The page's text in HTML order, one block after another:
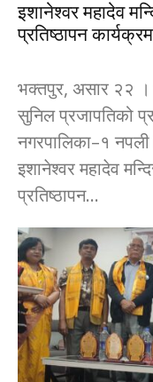
इशानेश्वर महादेव
प्रतिष्ठापन
भक्तपुर, असार २२ ।
सुनिल प्रजापतिको
नगरपालिका–१ नपली
इशानेश्वर महादेव
प्रतिष्ठापन...